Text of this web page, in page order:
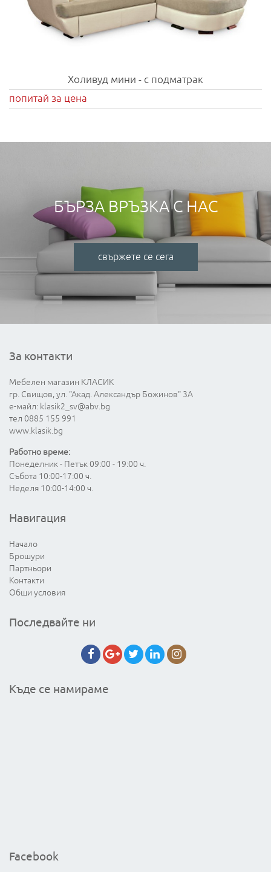
Холивуд мини - с подматрак
попитай за цена
БЪРЗА ВРЪЗКА С НАС
свържете се сега
За контакти
Мебелен магазин КЛАСИК
гр. Свищов, ул. "Акад. Александър Божинов" 3А
е-майл: klasik2_sv@abv.bg
тел 0885 155 991
www.klasik.bg
Работно време:
Понеделник - Петък 09:00 - 19:00 ч.
Събота 10:00-17:00 ч.
Неделя 10:00-14:00 ч.
Навигация
Начало
Брошури
Партньори
Контакти
Общи условия
Последвайте ни
Къде се намираме
Facebook